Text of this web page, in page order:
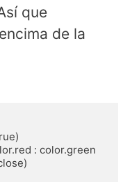
que
de la
: color.green